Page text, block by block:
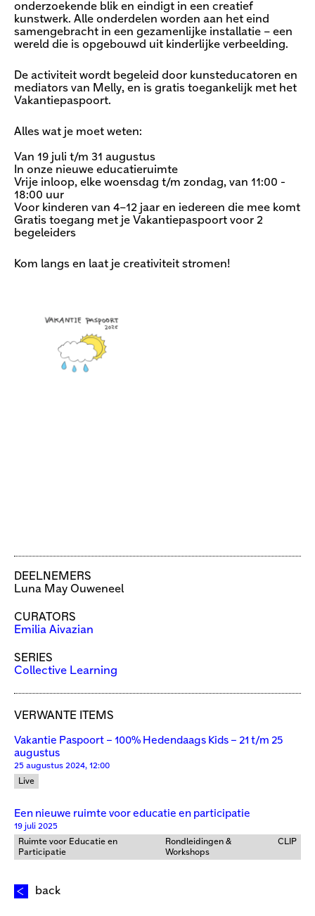
onderzoekende blik en eindigt in een creatief
kunstwerk. Alle onderdelen worden aan het eind
samengebracht in een gezamenlijke installatie – een
wereld die is opgebouwd uit kinderlijke verbeelding.
De activiteit wordt begeleid door kunsteducatoren en
mediators van Melly, en is gratis toegankelijk met het
Vakantiepaspoort.
Alles wat je moet weten:
Van 19 juli t/m 31 augustus
In onze nieuwe educatieruimte
Vrije inloop, elke woensdag t/m zondag, van 11:00 -
18:00 uur
Voor kinderen van 4–12 jaar en iedereen die mee komt
Gratis toegang met je Vakantiepaspoort voor 2
begeleiders
Kom langs en laat je creativiteit stromen!
DEELNEMERS
Luna May Ouweneel
CURATORS
Emilia Aivazian
SERIES
Collective Learning
VERWANTE ITEMS
Vakantie Paspoort – 100% Hedendaags Kids – 21 t/m 25
augustus
25 augustus 2024, 12:00
Live
Een nieuwe ruimte voor educatie en participatie
19 juli 2025
Ruimte voor Educatie en
Participatie
Rondleidingen &
Workshops
CLIP
back